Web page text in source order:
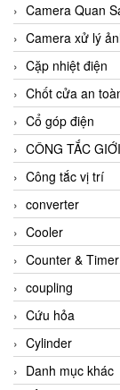
Camera Quan
Camera xử lý
Cặp nhiệt điện
Chốt cửa an
Cổ góp điện
CÔNG TẮC
Công tắc vị trí
converter
Cooler
Counter & Timer
coupling
Cứu hỏa
Cylinder
Danh mục khác